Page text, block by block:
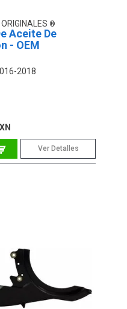
Aceite De
- OEM
2018
Ver Detalles